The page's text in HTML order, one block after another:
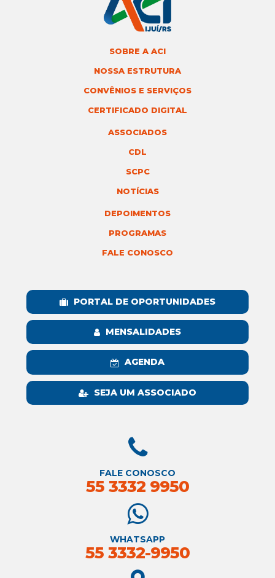
SOBRE A ACI
NOSSA ESTRUTURA
CONVÊNIOS E SERVIÇOS
CERTIFICADO DIGITAL
ASSOCIADOS
CDL
SCPC
NOTÍCIAS
DEPOIMENTOS
PROGRAMAS
FALE CONOSCO
PORTAL DE OPORTUNIDADES
MENSALIDADES
AGENDA
SEJA UM ASSOCIADO
FALE CONOSCO
55 3332 9950
WHATSAPP
55 3332-9950